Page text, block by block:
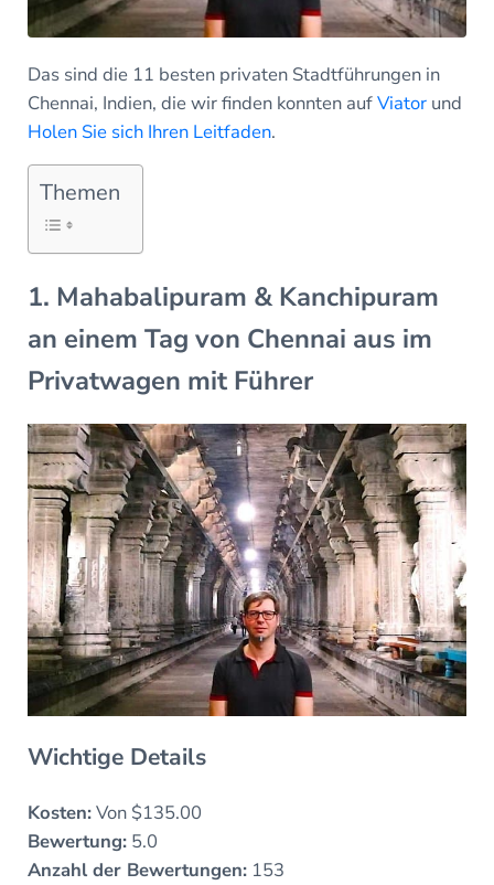
Das sind die 11 besten privaten Stadtführungen in
Chennai, Indien, die wir finden konnten aufViatorund
Holen Sie sich Ihren Leitfaden.
Themen
1. Mahabalipuram & Kanchipuram
an einem Tag von Chennai aus im
Privatwagen mit Führer
Wichtige Details
Kosten:Von $135.00
Bewertung:5.0
Anzahl der Bewertungen:153